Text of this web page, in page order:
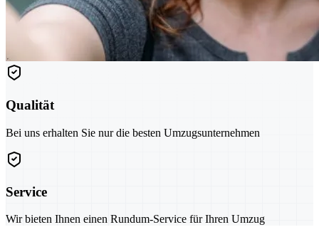
Qualität
Bei uns erhalten Sie nur die besten Umzugsunternehmen
Service
Wir bieten Ihnen einen Rundum-Service für Ihren Umzug